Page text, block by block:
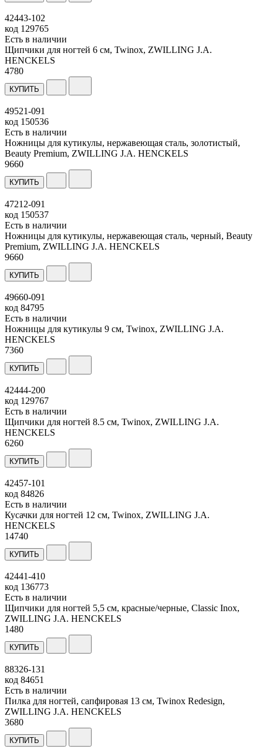
42443-102
код 129765
Есть в наличии
Щипчики для ногтей 6 см, Twinox, ZWILLING J.A.
HENCKELS
4780
КУПИТЬ
49521-091
код 150536
Есть в наличии
Ножницы для кутикулы, нержавеющая сталь, золотистый,
Beauty Premium, ZWILLING J.A. HENCKELS
9660
КУПИТЬ
47212-091
код 150537
Есть в наличии
Ножницы для кутикулы, нержавеющая сталь, черный, Beauty
Premium, ZWILLING J.A. HENCKELS
9660
КУПИТЬ
49660-091
код 84795
Есть в наличии
Ножницы для кутикулы 9 см, Twinox, ZWILLING J.A.
HENCKELS
7360
КУПИТЬ
42444-200
код 129767
Есть в наличии
Щипчики для ногтей 8.5 см, Twinox, ZWILLING J.A.
HENCKELS
6260
КУПИТЬ
42457-101
код 84826
Есть в наличии
Кусачки для ногтей 12 см, Twinox, ZWILLING J.A.
HENCKELS
14740
КУПИТЬ
42441-410
код 136773
Есть в наличии
Щипчики для ногтей 5,5 см, красные/черные, Classic Inox,
ZWILLING J.A. HENCKELS
1480
КУПИТЬ
88326-131
код 84651
Есть в наличии
Пилка для ногтей, сапфировая 13 см, Twinox Redesign,
ZWILLING J.A. HENCKELS
3680
КУПИТЬ